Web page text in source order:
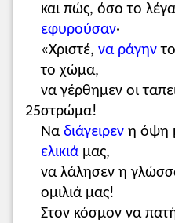
25
και πώς, όσο το
εφυρούσαν·
«Χριστέ,να ράγην
το χώμα,
να γέρθημεν οι
στρώμα!
Ναδιάγειρεν η όψη
ελικιάμας,
να λάλησεν η
ομιλιά μας!
Στον κόσμον να